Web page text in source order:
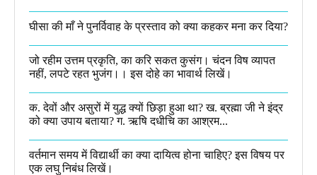
घीसा की माँ ने पुनर्विवाह के प्रस्ताव को क्या कहकर मना कर दिया?
जो रहीम उत्तम प्रकृति, का करि सकत कुसंग। चंदन विष व्यापत
नहीं, लपटे रहत भुजंग।। इस दोहे का भावार्थ लिखें।
क. देवों और असुरों में युद्ध क्यों छिड़ा हुआ था? ख. ब्रह्मा जी ने इंद्र
को क्या उपाय बताया? ग. ऋषि दधीचि का आश्रम...
वर्तमान समय में विद्यार्थी का क्या दायित्व होना चाहिए? इस विषय पर
एक लघु निबंध लिखें।